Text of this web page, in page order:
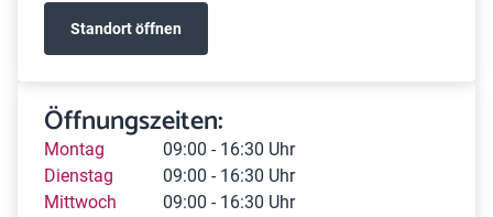
Standort öffnen
Öffnungszeiten:
Montag
09:00 - 16:30 Uhr
Dienstag
09:00 - 16:30 Uhr
Mittwoch
09:00 - 16:30 Uhr